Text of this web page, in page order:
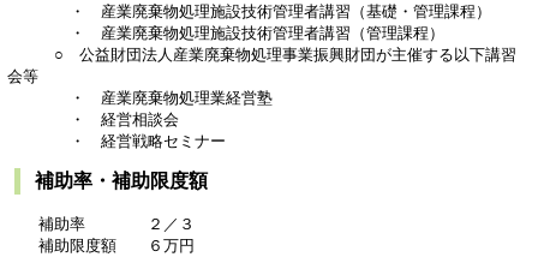
・ 産業廃棄物処理施設技術管理者講習（基礎・管理課程）
・ 産業廃棄物処理施設技術管理者講習（管理課程）
​ ○ 公益財団法人産業廃棄物処理事業振興財団が主催する以下講習
会等
・ 産業廃棄物処理業経営塾
・ 経営相談会
・ 経営戦略セミナー
補助率・補助限度額
補助率 ２／３
補助限度額 ６万円